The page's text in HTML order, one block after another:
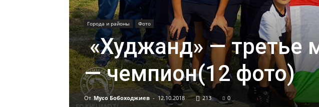
Города и районы Фото
«Худжанд» — третье
— чемпион(12 фото)
От Мусо Бобоходжиев - 12.10.2018 213 0